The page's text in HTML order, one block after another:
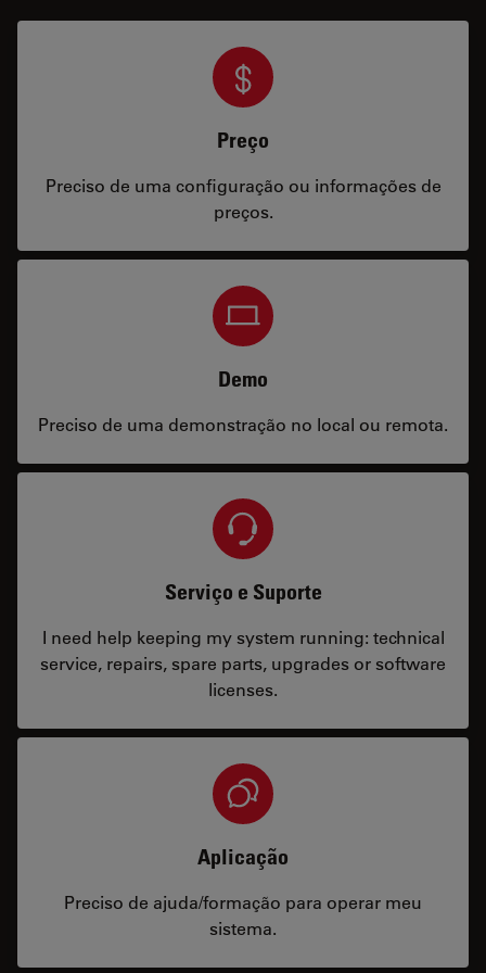
Preço
Preciso de uma configuração ou informações de
preços.
Demo
Preciso de uma demonstração no local ou remota.
Serviço e Suporte
I need help keeping my system running: technical
service, repairs, spare parts, upgrades or software
licenses.
Aplicação
Preciso de ajuda/formação para operar meu
sistema.